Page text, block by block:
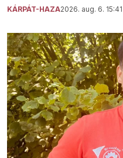
KÁRPÁT-HAZA2026. aug. 6. 15:41